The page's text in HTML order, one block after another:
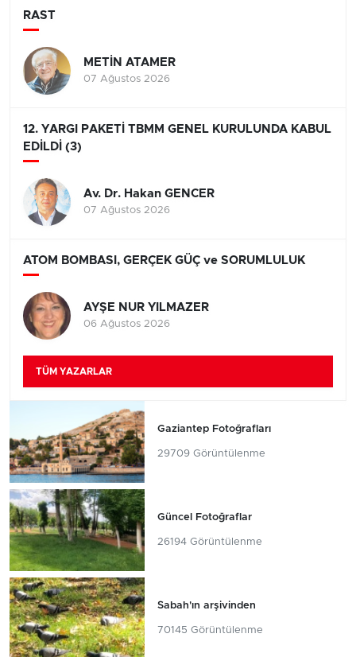
RAST
METİN ATAMER
07 Ağustos 2026
12. YARGI PAKETİ TBMM GENEL KURULUNDA KABUL
EDİLDİ (3)
Av. Dr. Hakan GENCER
07 Ağustos 2026
ATOM BOMBASI, GERÇEK GÜÇ ve SORUMLULUK
AYŞE NUR YILMAZER
06 Ağustos 2026
TÜM YAZARLAR
Gaziantep Fotoğrafları
29709 Görüntülenme
Güncel Fotoğraflar
26194 Görüntülenme
Sabah'ın arşivinden
70145 Görüntülenme